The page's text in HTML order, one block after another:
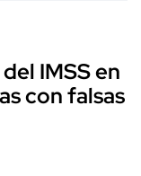
IMSS en
con falsas